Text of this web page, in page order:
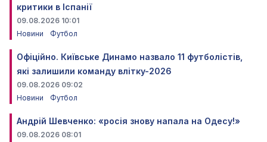
критики в Іспанії
09.08.2026 10:01
Новини
Футбол
Офіційно. Київське Динамо назвало 11 футболістів,
які залишили команду влітку-2026
09.08.2026 09:02
Новини
Футбол
Андрій Шевченко: «росія знову напала на Одесу!»
09.08.2026 08:01